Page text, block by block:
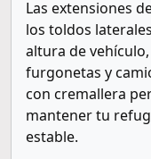
Las extensiones
los toldos
altura de
furgonetas y
con cremallera
mantener tu
estable.